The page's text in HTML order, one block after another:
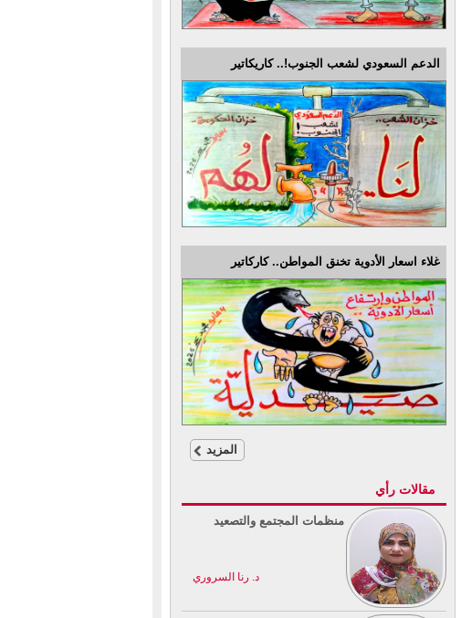
الدعم السعودي لشعب الجنوب!.. كاريكاتير
غلاء اسعار الأدوية تخنق المواطن.. كاركاتير
المزيد
مقالات رأي
منظمات المجتمع والتصعيد
د. رنا السروري